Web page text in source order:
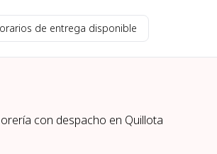
de entrega disponible
con despacho en Quillota